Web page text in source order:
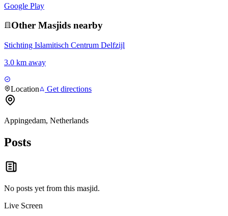
Google Play
Other Masjids nearby
Stichting Islamitisch Centrum Delfzijl
3.0 km away
Location Get directions
Appingedam, Netherlands
Posts
No posts yet from this masjid.
Live Screen